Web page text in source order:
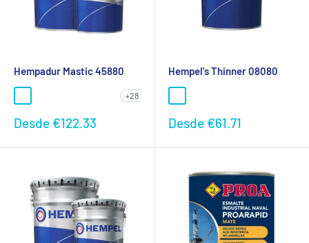
Hempadur Mastic 45880
+28
Preço
Desde €122.33
Hempel's Thinner 08080
Preço
Desde €61.71